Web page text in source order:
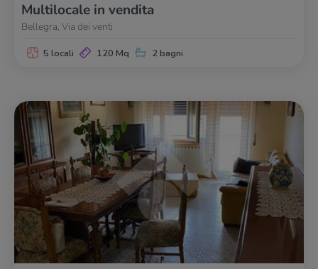
Multilocale in vendita
Bellegra, Via dei venti
5 locali 120 Mq 2 bagni